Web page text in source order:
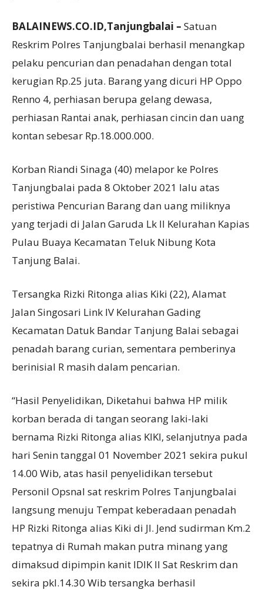
BALAINEWS.CO.ID,Tanjungbalai – Satuan
Reskrim Polres Tanjungbalai berhasil menangkap
pelaku pencurian dan penadahan dengan total
kerugian Rp.25 juta. Barang yang dicuri HP Oppo
Renno 4, perhiasan berupa gelang dewasa,
perhiasan Rantai anak, perhiasan cincin dan uang
kontan sebesar Rp.18.000.000.
Korban Riandi Sinaga (40) melapor ke Polres
Tanjungbalai pada 8 Oktober 2021 lalu atas
peristiwa Pencurian Barang dan uang miliknya
yang terjadi di Jalan Garuda Lk II Kelurahan Kapias
Pulau Buaya Kecamatan Teluk Nibung Kota
Tanjung Balai.
Tersangka Rizki Ritonga alias Kiki (22), Alamat
Jalan Singosari Link IV Kelurahan Gading
Kecamatan Datuk Bandar Tanjung Balai sebagai
penadah barang curian, sementara pemberinya
berinisial R masih dalam pencarian.
“Hasil Penyelidikan, Diketahui bahwa HP milik
korban berada di tangan seorang laki-laki
bernama Rizki Ritonga alias KIKI, selanjutnya pada
hari Senin tanggal 01 November 2021 sekira pukul
14.00 Wib, atas hasil penyelidikan tersebut
Personil Opsnal sat reskrim Polres Tanjungbalai
langsung menuju Tempat keberadaan penadah
HP Rizki Ritonga alias Kiki di Jl. Jend sudirman Km.2
tepatnya di Rumah makan putra minang yang
dimaksud dipimpin kanit IDIK II Sat Reskrim dan
sekira pkl.14.30 Wib tersangka berhasil